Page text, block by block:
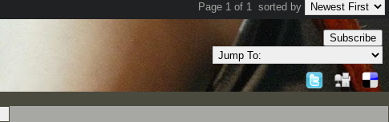
Page 1 of 1 sorted by
Subscribe